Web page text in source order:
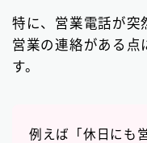
特に、営業電話が突
営業の連絡がある点
す。
例えば「休日にも